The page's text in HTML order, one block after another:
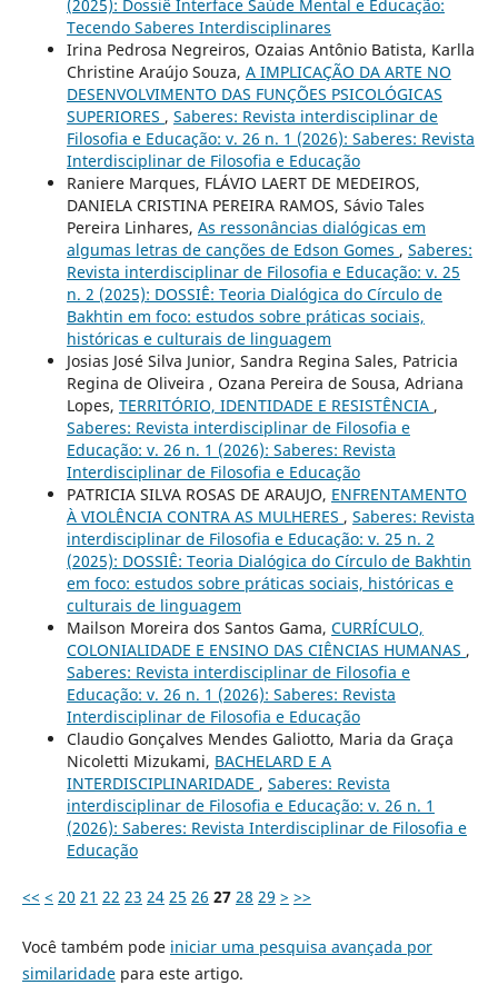
(2025): Dossiê Interface Saúde Mental e Educação:
Tecendo Saberes Interdisciplinares
Irina Pedrosa Negreiros, Ozaias Antônio Batista, Karlla
Christine Araújo Souza, A IMPLICAÇÃO DA ARTE NO
DESENVOLVIMENTO DAS FUNÇÕES PSICOLÓGICAS
SUPERIORES , Saberes: Revista interdisciplinar de
Filosofia e Educação: v. 26 n. 1 (2026): Saberes: Revista
Interdisciplinar de Filosofia e Educação
Raniere Marques, FLÁVIO LAERT DE MEDEIROS,
DANIELA CRISTINA PEREIRA RAMOS, Sávio Tales
Pereira Linhares, As ressonâncias dialógicas em
algumas letras de canções de Edson Gomes , Saberes:
Revista interdisciplinar de Filosofia e Educação: v. 25
n. 2 (2025): DOSSIÊ: Teoria Dialógica do Círculo de
Bakhtin em foco: estudos sobre práticas sociais,
históricas e culturais de linguagem
Josias José Silva Junior, Sandra Regina Sales, Patricia
Regina de Oliveira , Ozana Pereira de Sousa, Adriana
Lopes, TERRITÓRIO, IDENTIDADE E RESISTÊNCIA ,
Saberes: Revista interdisciplinar de Filosofia e
Educação: v. 26 n. 1 (2026): Saberes: Revista
Interdisciplinar de Filosofia e Educação
PATRICIA SILVA ROSAS DE ARAUJO, ENFRENTAMENTO
À VIOLÊNCIA CONTRA AS MULHERES , Saberes: Revista
interdisciplinar de Filosofia e Educação: v. 25 n. 2
(2025): DOSSIÊ: Teoria Dialógica do Círculo de Bakhtin
em foco: estudos sobre práticas sociais, históricas e
culturais de linguagem
Mailson Moreira dos Santos Gama, CURRÍCULO,
COLONIALIDADE E ENSINO DAS CIÊNCIAS HUMANAS ,
Saberes: Revista interdisciplinar de Filosofia e
Educação: v. 26 n. 1 (2026): Saberes: Revista
Interdisciplinar de Filosofia e Educação
Claudio Gonçalves Mendes Galiotto, Maria da Graça
Nicoletti Mizukami, BACHELARD E A
INTERDISCIPLINARIDADE , Saberes: Revista
interdisciplinar de Filosofia e Educação: v. 26 n. 1
(2026): Saberes: Revista Interdisciplinar de Filosofia e
Educação
<< < 20 21 22 23 24 25 26 27 28 29 > >>
Você também pode iniciar uma pesquisa avançada por
similaridadepara este artigo.